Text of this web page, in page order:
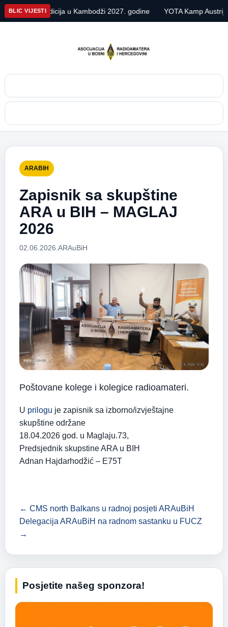
BLIC VIJESTI
DX ekspedicija u Kambodži 2027. godine YOTA Kamp Austrija
ARABIH
Zapisnik sa skupštine
ARA u BIH – MAGLAJ
2026
02.06.2026. ARAuBiH
Poštovane kolege i kolegice radioamateri.
U prilogu je zapisnik sa izborno/izvještajne
skupštine održane
18.04.2026 god. u Maglaju.73,
Predsjednik skupstine ARA u BIH
Adnan Hajdarhodžić – E75T
← CMS north Balkans u radnoj posjeti ARAuBiH
Delegacija ARAuBiH na radnom sastanku u FUCZ
→
Posjetite našeg sponzora!